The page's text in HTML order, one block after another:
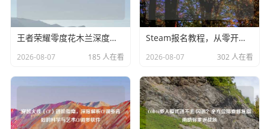
王者荣耀零度花木兰深度解析，顶级意识、操作美学与获取攻略
2026-08-07 185 人在看
Steam报名教程，从零开始的账号注册与测试版加入全攻略STEAM考试
2026-08-07 302 人在看